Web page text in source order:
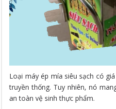
Loại máy ép mía siêu sạch có
truyền thống. Tuy nhiên, nó
an toàn vệ sinh thực phẩm.